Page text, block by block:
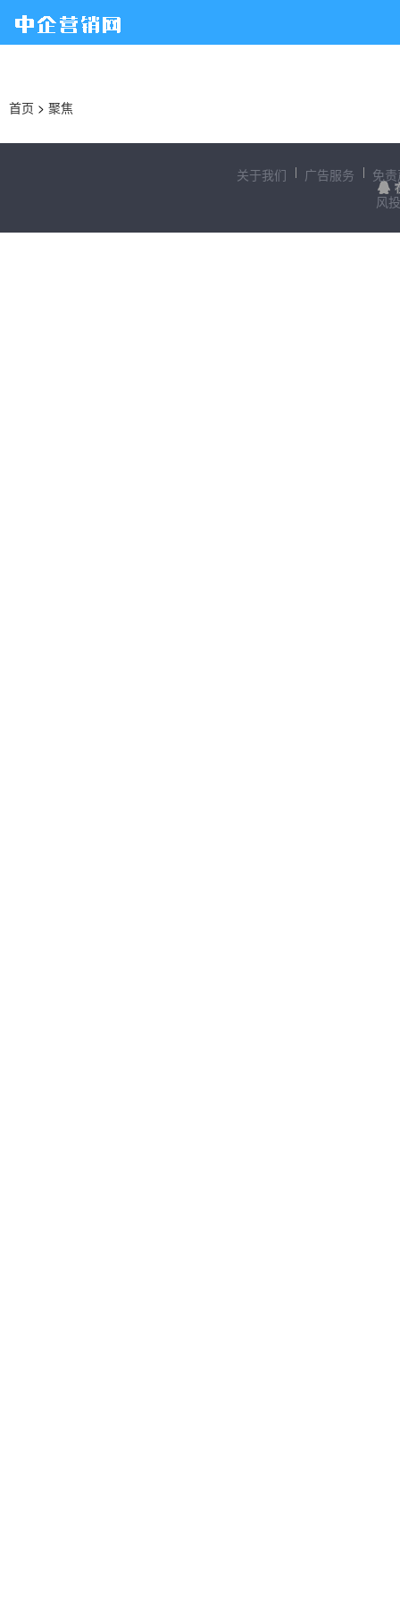
首页 > 聚焦
关于我们 广告服务
免
风